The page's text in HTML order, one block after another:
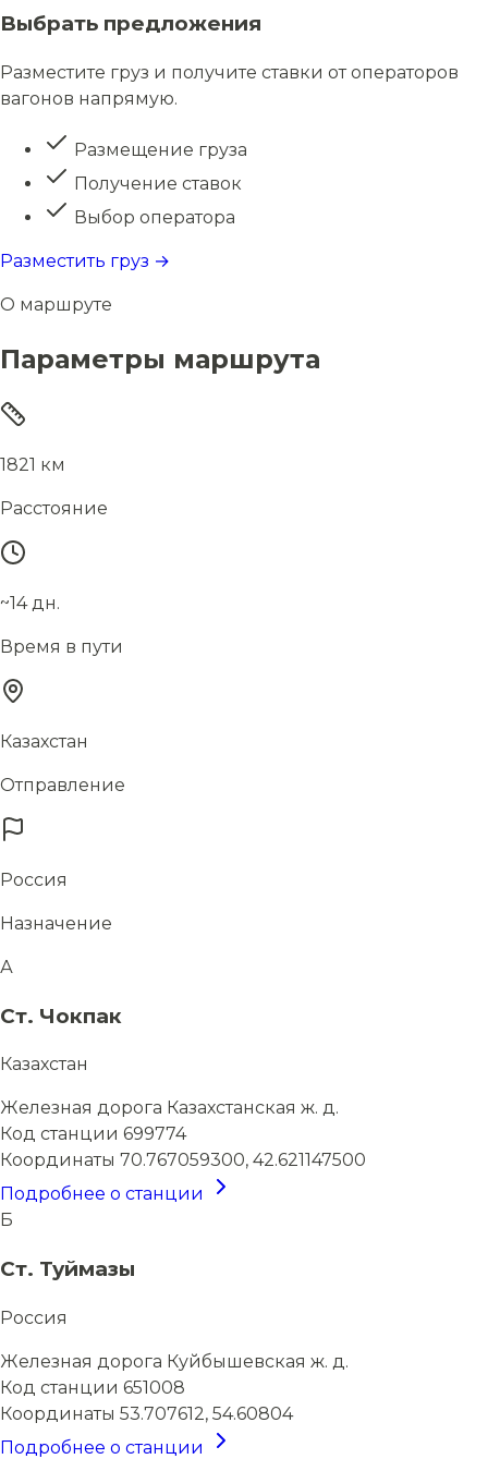
Выбрать предложения
Разместите груз и получите ставки от операторов
вагонов напрямую.
Размещение груза
Получение ставок
Выбор оператора
Разместить груз →
О маршруте
Параметры маршрута
1821 км
Расстояние
~14 дн.
Время в пути
Казахстан
Отправление
Россия
Назначение
А
Ст. Чокпак
Казахстан
Железная дорога Казахстанская ж. д.
Код станции 699774
Координаты 70.767059300, 42.621147500
Подробнее о станции
Б
Ст. Туймазы
Россия
Железная дорога Куйбышевская ж. д.
Код станции 651008
Координаты 53.707612, 54.60804
Подробнее о станции